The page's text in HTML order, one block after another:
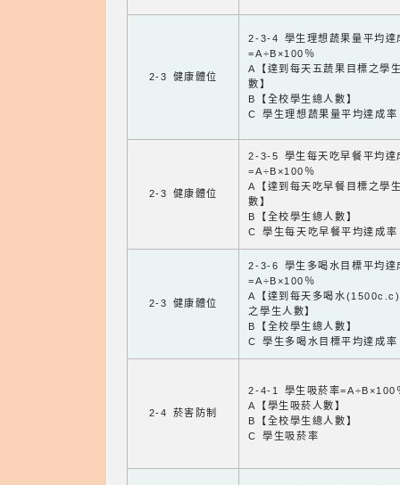
2-3 健康體位
2-3-4 學生理想蔬果量平均達
=A÷B×100％
A【達到每天五蔬果目標之學
數】
B【全校學生總人數】
C 學生理想蔬果量平均達成率
2-3 健康體位
2-3-5 學生每天吃早餐平均達
=A÷B×100％
A【達到每天吃早餐目標之學
數】
B【全校學生總人數】
C 學生每天吃早餐平均達成率
2-3 健康體位
2-3-6 學生多喝水目標平均達
=A÷B×100％
A【達到每天多喝水
之學生人數】
B【全校學生總人數】
C 學生多喝水目標平均達成率
2-4 菸害防制
2-4-1 學生吸菸率=A÷B×100
A【學生吸菸人數】
B【全校學生總人數】
C 學生吸菸率